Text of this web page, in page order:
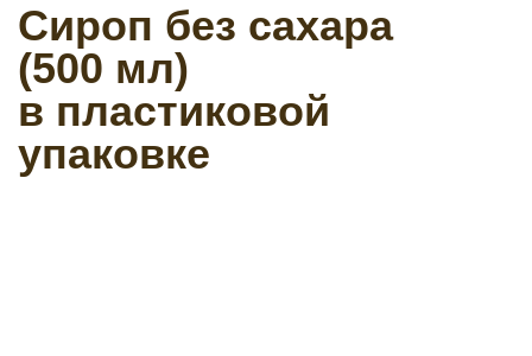
Сироп без сахара
(500 мл)
в пластиковой
упаковке